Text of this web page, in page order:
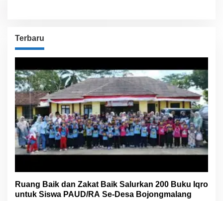
Terbaru
Ruang Baik dan Zakat Baik Salurkan 200 Buku Iqro
untuk Siswa PAUD/RA Se-Desa Bojongmalang